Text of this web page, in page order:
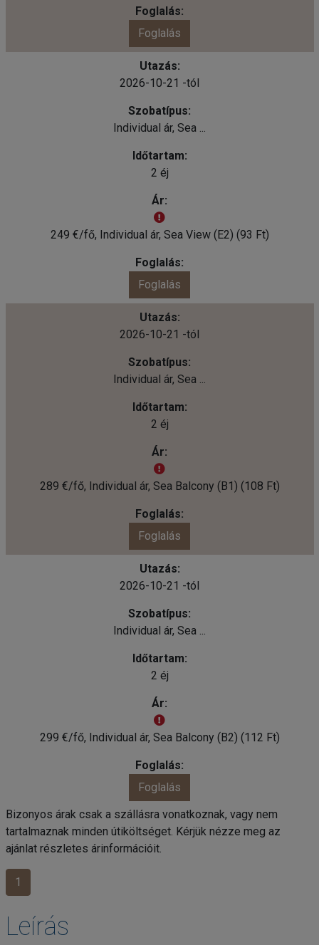
Foglalás
2026-10-21 -tól
Individual ár, Sea ...
2 éj
249 €/fő, Individual ár, Sea View (E2) (93 Ft)
Foglalás
2026-10-21 -tól
Individual ár, Sea ...
2 éj
289 €/fő, Individual ár, Sea Balcony (B1) (108 Ft)
Foglalás
2026-10-21 -tól
Individual ár, Sea ...
2 éj
299 €/fő, Individual ár, Sea Balcony (B2) (112 Ft)
Foglalás
Bizonyos árak csak a szállásra vonatkoznak, vagy nem
tartalmaznak minden útiköltséget. Kérjük nézze meg az
ajánlat részletes árinformációit.
1
Leírás